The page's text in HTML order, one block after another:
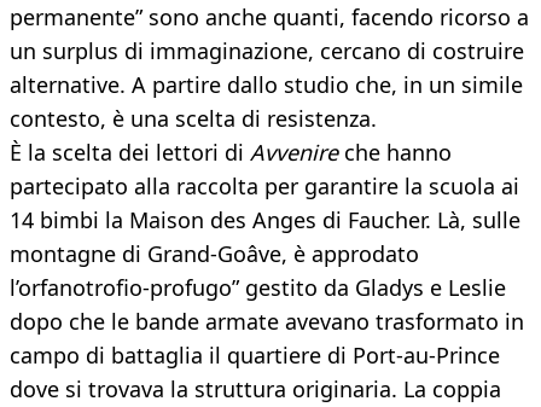
permanente” sono anche quanti, facendo ricorso a
un surplus di immaginazione, cercano di costruire
alternative. A partire dallo studio che, in un simile
contesto, è una scelta di resistenza.
È la scelta dei lettori di Avvenireche hanno
partecipato alla raccolta per garantire la scuola ai
14 bimbi la Maison des Anges di Faucher. Là, sulle
montagne di Grand-Goâve, è approdato
l’orfanotrofio-profugo” gestito da Gladys e Leslie
dopo che le bande armate avevano trasformato in
campo di battaglia il quartiere di Port-au-Prince
dove si trovava la struttura originaria. La coppia